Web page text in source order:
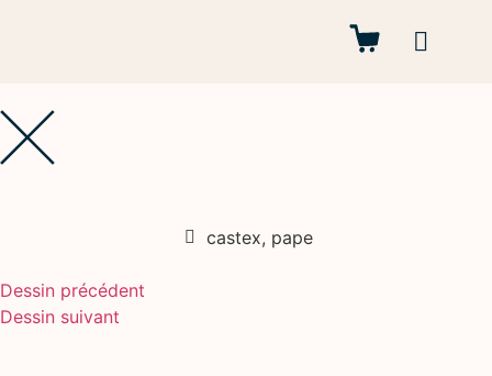
castex, pape
Dessin précédent
Dessin suivant